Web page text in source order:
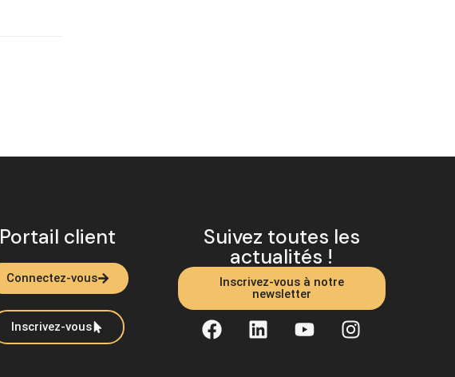
Portail client
Connectez-vous
Inscrivez-vous
Suivez toutes les
actualités !
Inscrivez-vous à notre
newsletter